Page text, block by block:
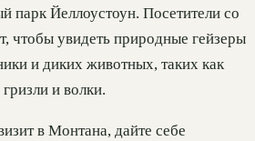
парк Йеллоустоун. Посетители со
чтобы увидеть природные гейзеры
и диких животных, таких как
и волки.
в Монтана, дайте себе